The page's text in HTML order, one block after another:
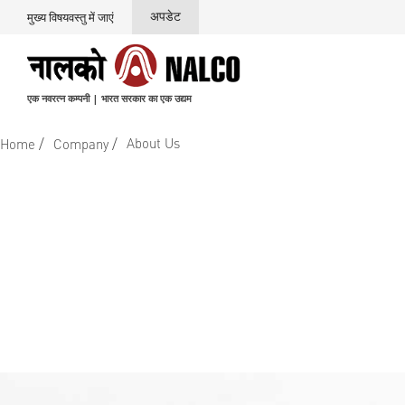
मुख्य विषयवस्तु में जाएं अपडेट
एक नवरत्न कम्पनी | भारत सरकार का एक उद्यम
Home / Company / About Us